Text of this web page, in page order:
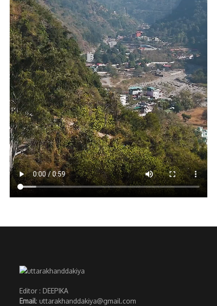
Editor : DEEPIKA
Email: uttarakhanddakiya@gmail.com